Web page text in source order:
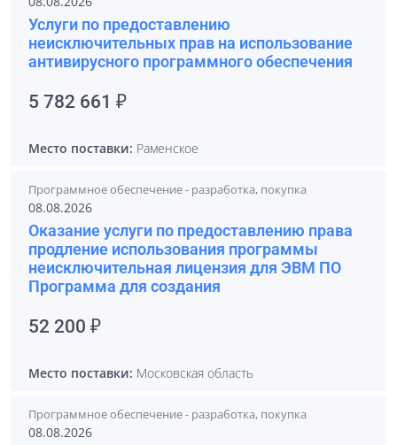
Услуги по предоставлению
неисключительных прав на использование
антивирусного программного обеспечения
5 782 661 ₽
Место поставки: Раменское
Программное обеспечение - разработка, покупка
08.08.2026
Оказание услуги по предоставлению права
продление использования программы
неисключительная лицензия для ЭВМ ПО
Программа для создания
52 200 ₽
Место поставки: Московская область
Программное обеспечение - разработка, покупка
08.08.2026